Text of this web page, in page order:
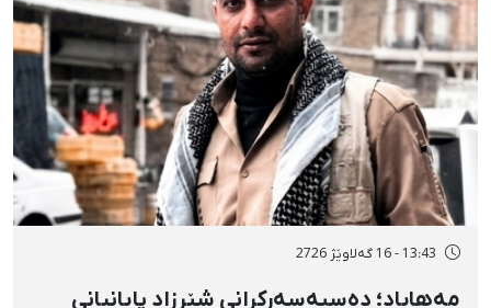
13:43 - 16 گەلاوێژ 2726
مەهاباد؛ دەسبەسەرکرانی شێرزاد پایانیانی